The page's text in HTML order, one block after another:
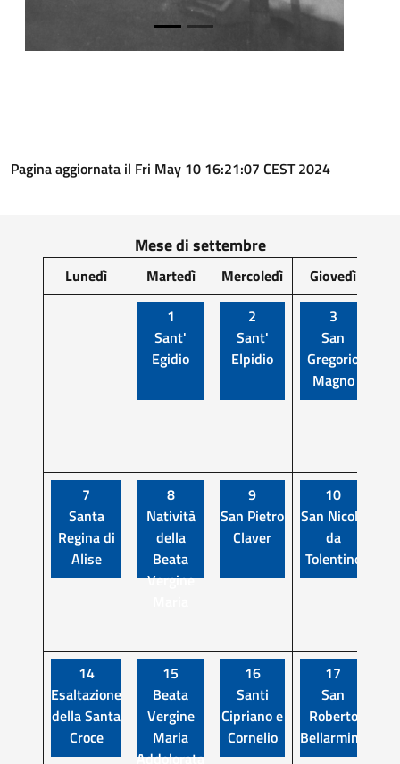
Pagina aggiornata il Fri May 10 16:21:07 CEST 2024
Mese di settembre
Lunedì Martedì Mercoledì Giovedì
1
Sant'
Egidio
2
Sant'
Elpidio
3
San
Gregorio
Magno
7
Santa
Regina di
Alise
8
Natività
della
Beata
Vergine
9
San Pietro
Claver
10
San Nicola
da
Tolentino
14
Esaltazione
della Santa
Croce
15
Beata
Vergine
Maria
Addolorata
16
Santi
Cipriano e
Cornelio
17
San
Roberto
Bellarmino